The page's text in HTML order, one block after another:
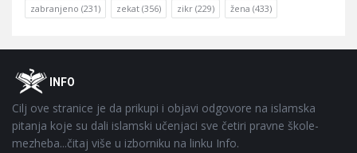
zabranjeno (231) zekat (356) zikr (229) žena (433)
FooterOINFO
Cilj ove stranice je da prikupi i objavi odgovore na islamska
pitanja koje su dali islamski učenjaci sve četiri pravne škole-
mezheba...čitaj više u izborniku na linku Info.